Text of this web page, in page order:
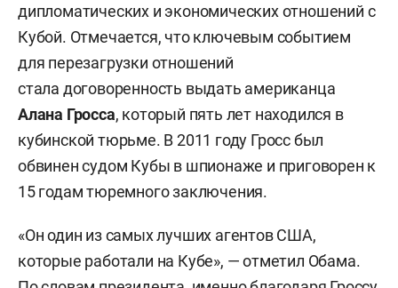
дипломатических и экономических отношений с
Кубой. Отмечается, что ключевым событием
для перезагрузки отношений
стала договоренность выдать американца
Алана Гросса, который пять лет находился в
кубинской тюрьме. В 2011 году Гросс был
обвинен судом Кубы в шпионаже и приговорен к
15 годам тюремного заключения.
«Он один из самых лучших агентов США,
которые работали на Кубе», — отметил Обама.